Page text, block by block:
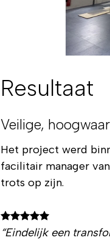
Resultaat
Veilige,
Het project werd
facilitair manager
trots op zijn.
“Eindelijk een